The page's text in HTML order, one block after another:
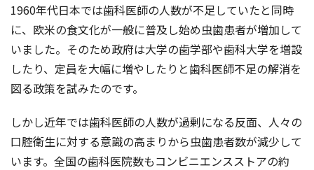
1960年代日本では歯科医師の人数が不足していたと同時
に、欧米の食文化が一般に普及し始め虫歯患者が増加して
いました。そのため政府は大学の歯学部や歯科大学を増設
したり、定員を大幅に増やしたりと歯科医師不足の解消を
図る政策を試みたのです。
しかし近年では歯科医師の人数が過剰になる反面、人々の
口腔衛生に対する意識の高まりから虫歯患者数が減少して
います。全国の歯科医院数もコンビニエンスストアの約